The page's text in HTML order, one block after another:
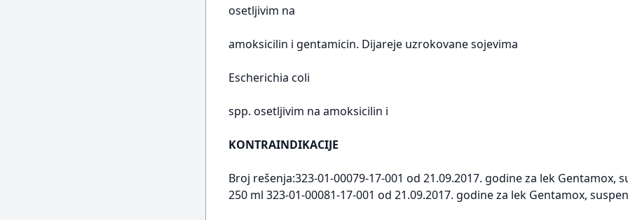
osetljivim na
amoksicilin i gentamicin. Dijareje uzrokovane sojevima
Escherichia coli
spp. osetljivim na amoksicilin i
KONTRAINDIKACIJE
Broj rešenja:323-01-00079-17-001 od 21.09.2017. godine za lek
250 ml 323-01-00081-17-001 od 21.09.2017. godine za lek Gentamox,